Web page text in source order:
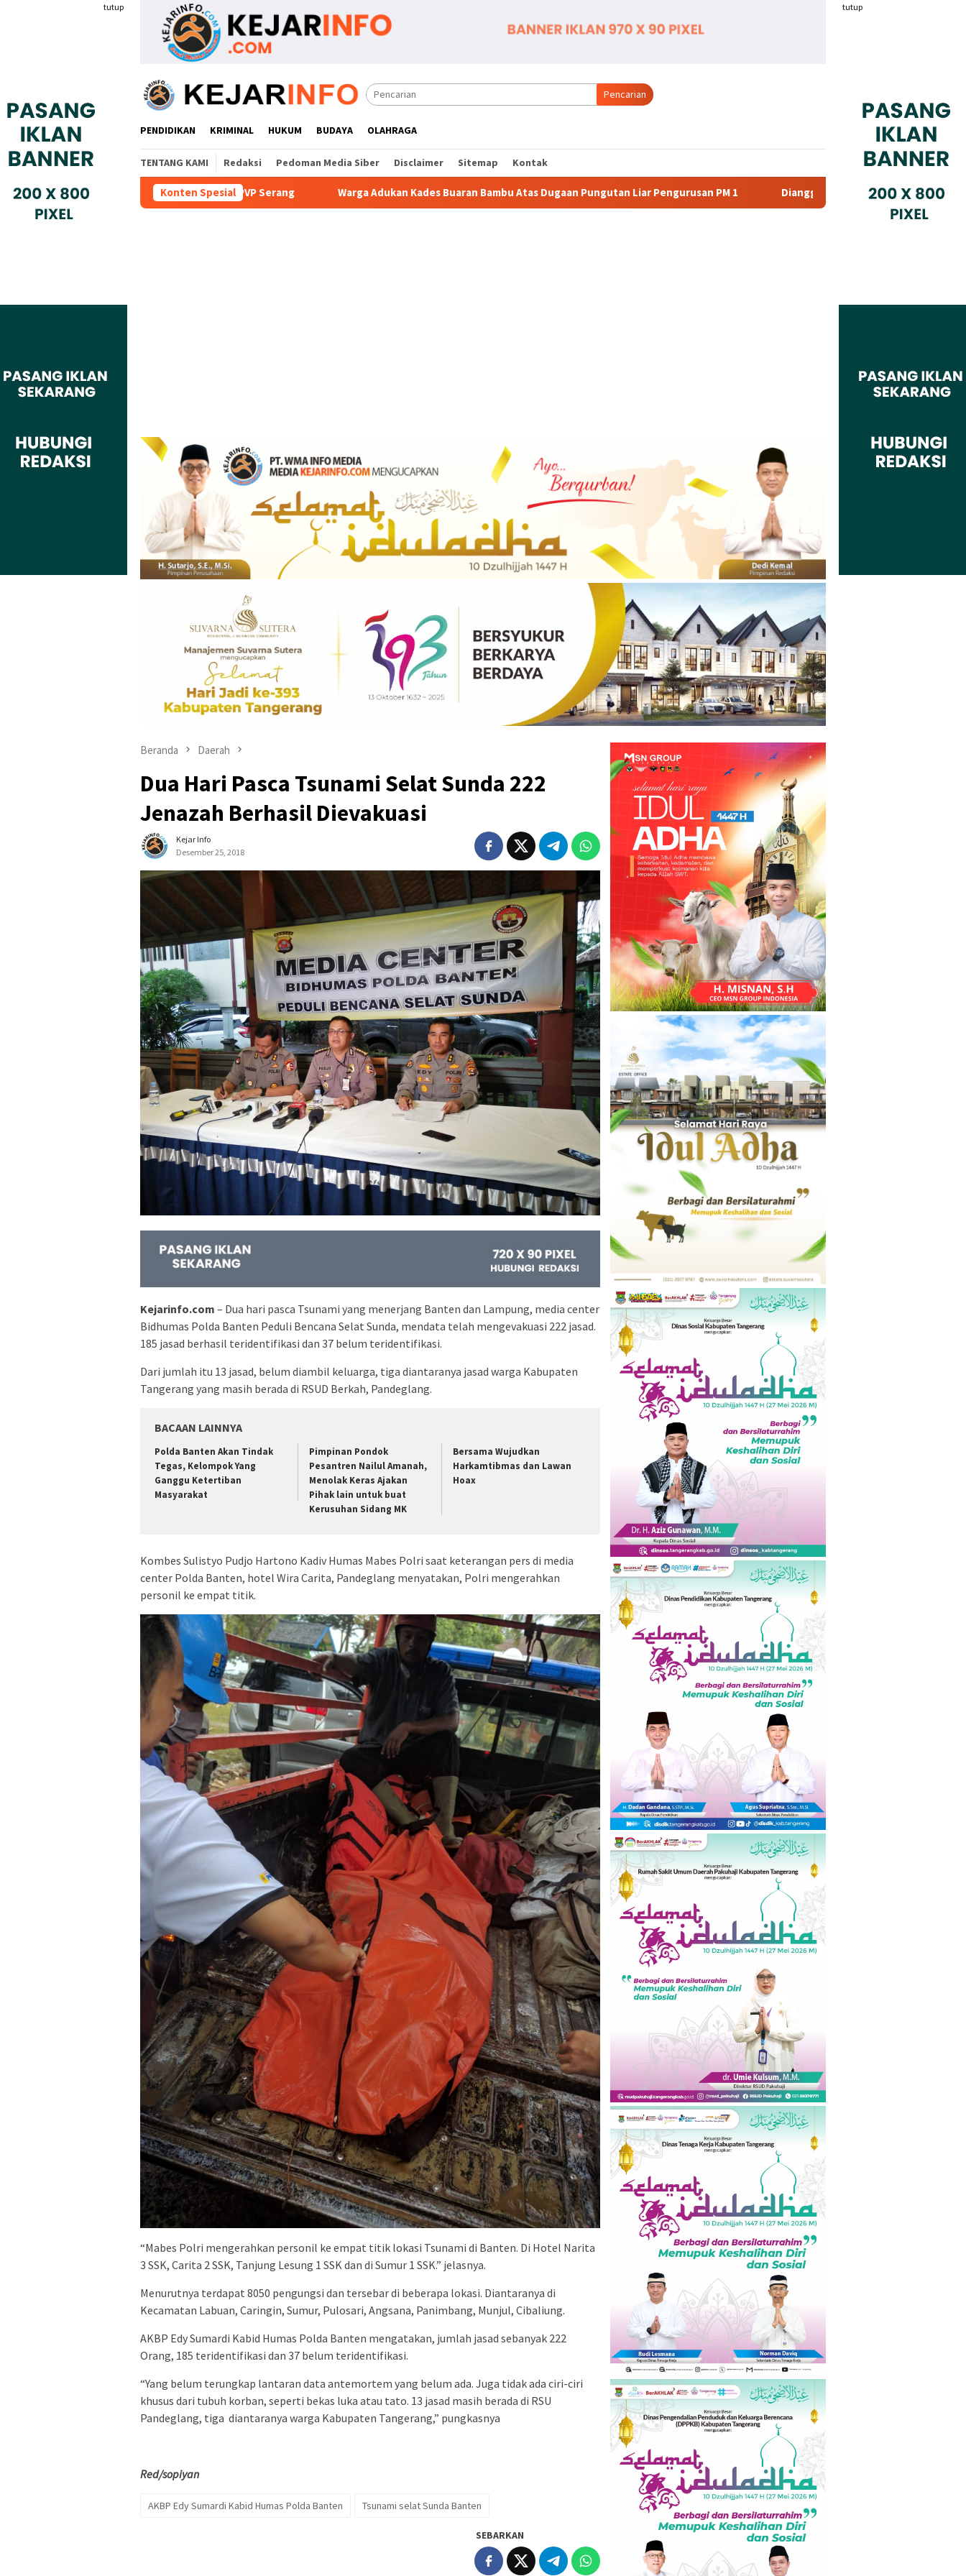
tutup tutup
Pencarian
PENDIDIKAN KRIMINAL HUKUM BUDAYA OLAHRAGA
TENTANG KAMI Redaksi Pedoman Media Siber Disclaimer Sitemap Kontak
Konten Spesial
Dengan BBPVP Serang Warga Adukan Kades Buaran Bambu Atas Dugaan Pungutan Liar Pengurusan PM 1 Dianggap Tidak Profesional, PT. Rajeg Media Telekomunikasi Jadi
Beranda Daerah
Dua Hari Pasca Tsunami Selat Sunda 222
Jenazah Berhasil Dievakuasi
Kejar Info
Desember 25, 2018
Kejarinfo.com – Dua hari pasca Tsunami yang menerjang Banten dan Lampung, media center
Bidhumas Polda Banten Peduli Bencana Selat Sunda, mendata telah mengevakuasi 222 jasad.
185 jasad berhasil teridentifikasi dan 37 belum teridentifikasi.
Dari jumlah itu 13 jasad, belum diambil keluarga, tiga diantaranya jasad warga Kabupaten
Tangerang yang masih berada di RSUD Berkah, Pandeglang.
BACAAN LAINNYA
Polda Banten Akan Tindak
Tegas, Kelompok Yang
Ganggu Ketertiban
Masyarakat
Pimpinan Pondok
Pesantren Nailul Amanah,
Menolak Keras Ajakan
Pihak lain untuk buat
Kerusuhan Sidang MK
Bersama Wujudkan
Harkamtibmas dan Lawan
Hoax
Kombes Sulistyo Pudjo Hartono Kadiv Humas Mabes Polri saat keterangan pers di media
center Polda Banten, hotel Wira Carita, Pandeglang menyatakan, Polri mengerahkan
personil ke empat titik.
“Mabes Polri mengerahkan personil ke empat titik lokasi Tsunami di Banten. Di Hotel Narita
3 SSK, Carita 2 SSK, Tanjung Lesung 1 SSK dan di Sumur 1 SSK.” jelasnya.
Menurutnya terdapat 8050 pengungsi dan tersebar di beberapa lokasi. Diantaranya di
Kecamatan Labuan, Caringin, Sumur, Pulosari, Angsana, Panimbang, Munjul, Cibaliung.
AKBP Edy Sumardi Kabid Humas Polda Banten mengatakan, jumlah jasad sebanyak 222
Orang, 185 teridentifikasi dan 37 belum teridentifikasi.
“Yang belum terungkap lantaran data antemortem yang belum ada. Juga tidak ada ciri-ciri
khusus dari tubuh korban, seperti bekas luka atau tato. 13 jasad masih berada di RSU
Pandeglang, tiga diantaranya warga Kabupaten Tangerang,” pungkasnya
Red/sopiyan
AKBP Edy Sumardi Kabid Humas Polda Banten Tsunami selat Sunda Banten
SEBARKAN